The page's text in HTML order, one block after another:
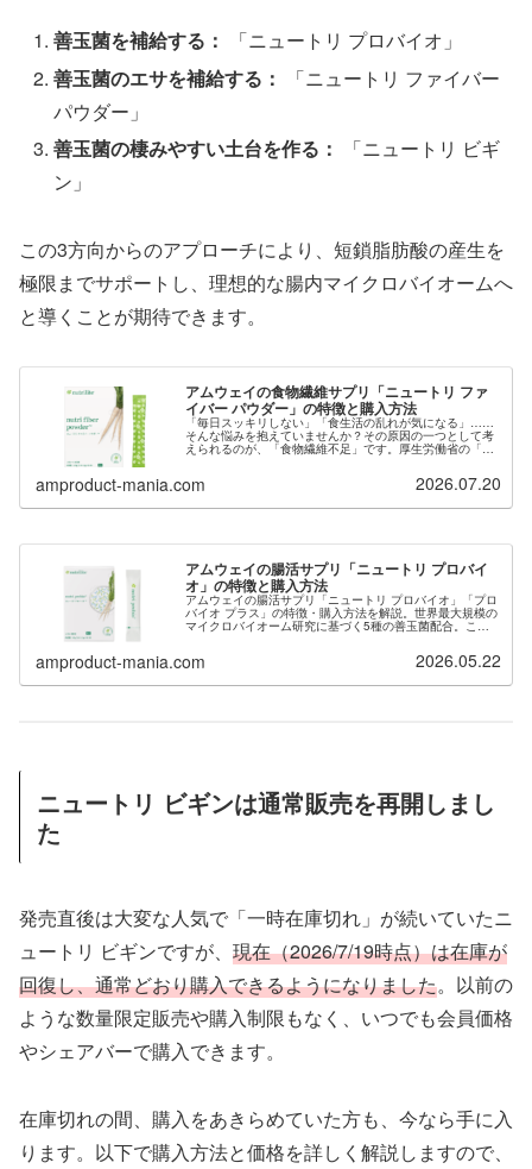
善玉菌を補給する：
「ニュートリ プロバイオ」
善玉菌のエサを補給する：
「ニュートリ ファイバー
パウダー」
善玉菌の棲みやすい土台を作る：
「ニュートリ ビギ
ン」
この3方向からのアプローチにより、短鎖脂肪酸の産生を
極限までサポートし、理想的な腸内マイクロバイオームへ
と導くことが期待できます。
アムウェイの食物繊維サプリ「ニュートリ ファ
イバー パウダー」の特徴と購入方法
「毎日スッキリしない」「食生活の乱れが気になる」……
そんな悩みを抱えていませんか？その原因の一つとして考
えられるのが、「食物繊維不足」です。厚生労働省の「日
本人の食事摂取基準」などでも食物繊維の積極的な摂取が
amproduct-mania.com 2026.07.20
アムウェイの腸活サプリ「ニュートリ プロバイ
オ」の特徴と購入方法
アムウェイの腸活サプリ「ニュートリ プロバイオ」「プロ
バイオ プラス」の特徴・購入方法を解説。世界最大規模の
マイクロバイオーム研究に基づく5種の善玉菌配合。この
サプリを購入するために会員登録希望の方は当サイトから
amproduct-mania.com 2026.05.22
ニュートリ ビギンは通常販売を再開しまし
た
発売直後は大変な人気で「一時在庫切れ」が続いていたニ
ュートリ ビギンですが、 現在（2026/7/19時点）は在庫が
回復し、通常どおり購入できるようになりました。以前の
ような数量限定販売や購入制限もなく、いつでも会員価格
やシェアバーで購入できます。
在庫切れの間、購入をあきらめていた方も、今なら手に入
ります。以下で購入方法と価格を詳しく解説しますので、